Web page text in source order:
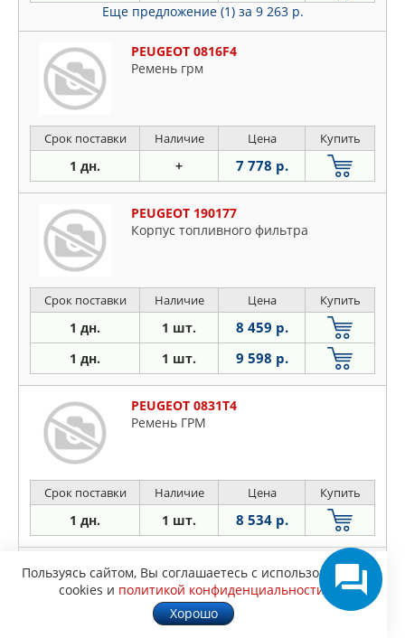
Еще предложение (1) за 9 263 р.
PEUGEOT 0816F4
Ремень грм
Срок поставки Наличие Цена Купить
1 дн. + 7 778 р.
PEUGEOT 190177
Корпус топливного фильтра
Срок поставки Наличие Цена Купить
1 дн. 1 шт. 8 459 р.
1 дн. 1 шт. 9 598 р.
PEUGEOT 0831T4
Ремень ГРМ
Срок поставки Наличие Цена Купить
1 дн. 1 шт. 8 534 р.
PEUGEOT 0831V6
Ремень ГРМ с роликами
Пользуясь сайтом, Вы соглашаетесь с использованием
cookies и политикой конфиденциальности
Хорошо